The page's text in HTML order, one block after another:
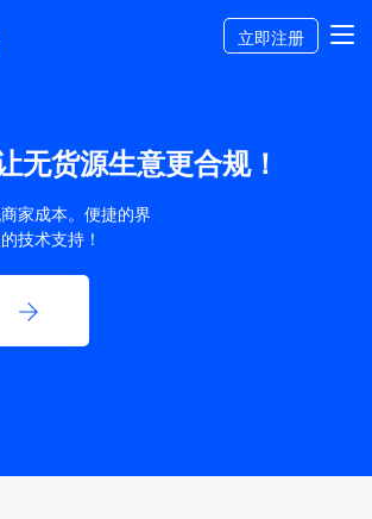
立即注册
无货源生意更合规！
家成本。便捷的界
技术支持！